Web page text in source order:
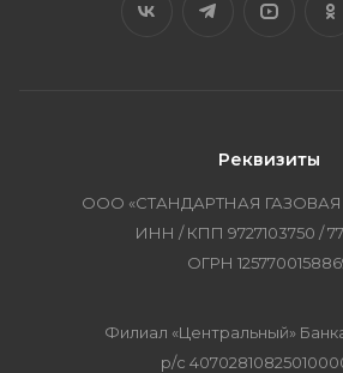
Реквизиты
ООО «СТАНДАРТНАЯ
ИНН / КПП 9727103750 /
ОГРН
Филиал «Центральный»
р/с